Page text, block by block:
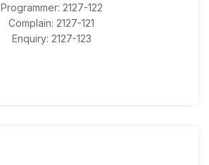
Programmer: 2127-122
Complain: 2127-121
Enquiry: 2127-123